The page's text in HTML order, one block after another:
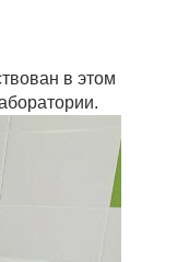
в этом